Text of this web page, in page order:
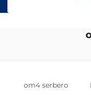
om4 serbero